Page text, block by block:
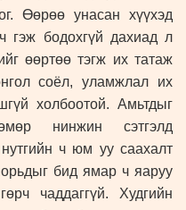
Өөрөө унасан хүүхэд
гэж бодохгүй дахиад л
өөртөө тэгж их татаж
соёл, уламжлал их
холбоотой. Амьтдыг
нинжин сэтгэлд
ч юм уу саахалт
бид ямар ч яаруу
чаддаггүй. Худгийн